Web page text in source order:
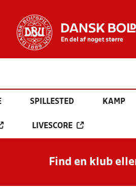
SPILLESTED KAMP
LIVESCORE
Find en klub